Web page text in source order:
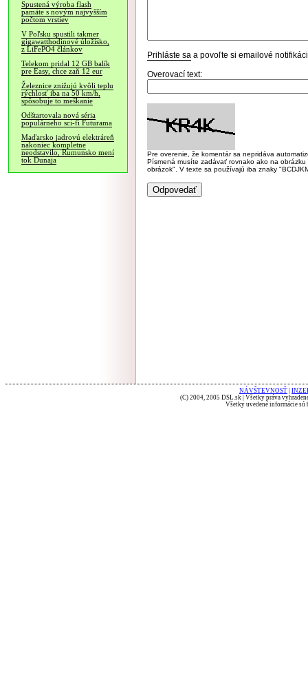
Spustená výroba flash
pamäte s novým najvyšším
počtom vrstiev
V Poľsku spustili takmer
gigawatthodinové úložisko,
z LiFePO4 článkov
Telekom pridal 12 GB balík
pre Easy, chce zaň 12 eur
Železnice znižujú kvôli teplu
rýchlosť iba na 50 km/h,
spôsobuje to meškanie
Odštartovala nová séria
populárneho sci-fi Futurama
Maďarsko jadrovú elektráreň
nakoniec kompletne
neodstavilo, Rumunsko mení
tok Dunaja
Prihláste sa a povoľte si emailové
Overovací text:
Pre overenie, že komentár sa nepridáva
Písmená musíte zadávať rovnako ako na
obrázok". V texte sa používajú iba znaky
NÁVŠTEVNOSŤ
(C) 2004, 2005 DSL.sk | Všetky práva
Všetky uvedené informácie sú